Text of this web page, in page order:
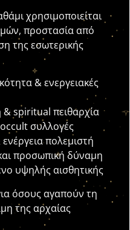
χρησιμοποιείται
προστασία από
της εσωτερικής
& ενεργειακές
& spiritual πειθαρχία
συλλογές
πολεμιστή
προσωπική δύναμη
υψηλής αισθητικής
όσους αγαπούν τη
της αρχαίας